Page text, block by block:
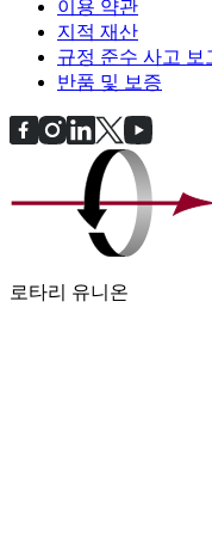
이용 약관
지적 재산
규정 준수 사고 보
반품 및 보증
로타리 유니온